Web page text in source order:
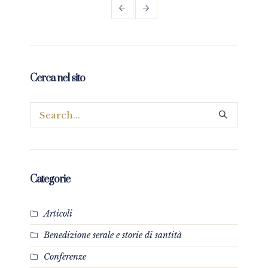
Cerca nel sito
Categorie
Articoli
Benedizione serale e storie di santità
Conferenze